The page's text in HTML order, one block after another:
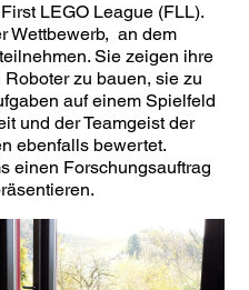
LEGO League (FLL).
Wettbewerb, an dem
Sie zeigen ihre
zu bauen, sie zu
auf einem Spielfeld
und der Teamgeist der
ebenfalls bewertet.
einen Forschungsauftrag